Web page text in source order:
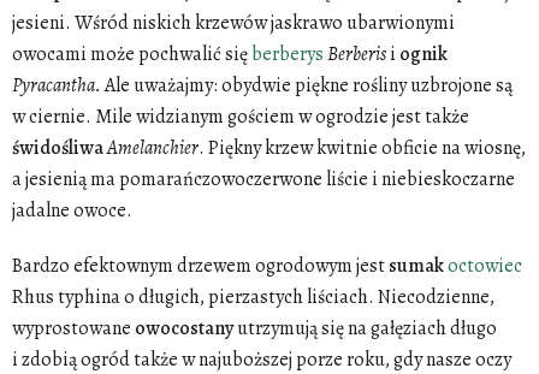
jesieni. Wśród niskich krzewów jaskrawo ubarwionymi
owocami może pochwalić sięberberysBerberisi ognik
Pyracantha.Ale uważajmy: obydwie piękne rośliny uzbrojone są
w ciernie. Mile widzianym gościem w ogrodzie jest także
świdośliwaAmelanchier. Piękny krzew kwitnie obficie na wiosnę,
a jesienią ma pomarańczowoczerwone liście i niebieskoczarne
jadalne owoce.
Bardzo efektownym drzewem ogrodowym jestsumakoctowiec
Rhus typhina o długich, pierzastych liściach. Niecodzienne,
wyprostowane owocostanyutrzymują się na gałęziach długo
i zdobią ogród także w najuboższej porze roku, gdy nasze oczy